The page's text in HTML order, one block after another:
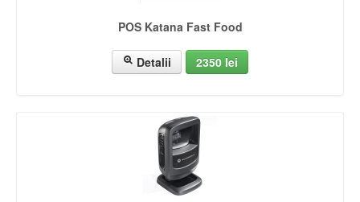
POS Katana Fast Food
Detalii 2350 lei